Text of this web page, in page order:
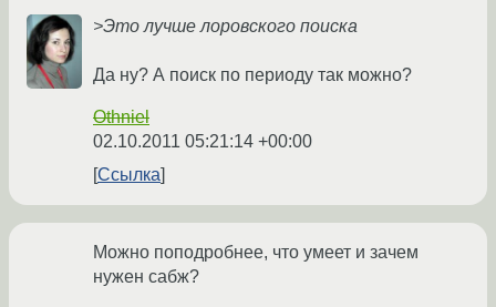
>Это лучше лоровского поиска
Да ну? А поиск по периоду так можно?
Othniel
02.10.2011 05:21:14 +00:00
Ссылка
Можно поподробнее, что умеет и зачем
нужен сабж?